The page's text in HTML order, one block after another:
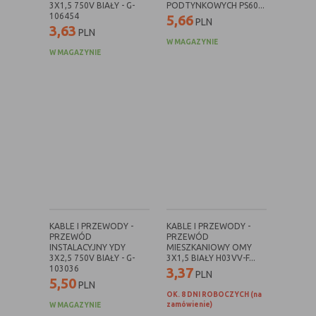
witryny oraz dostępnych na niej funkcji
Reklamy
badania,
oglądalności
zrozumieć preferencje ich
użytkowników i poprzez analizę
ulepszać i rozwijać produkty i usługi.
Zazwyczaj właściciel witryny lub firma
badawcza zbiera anonimowo
informacje i przetwarza dane na
temat trendów bez identyfikowania
3X1,5 750V BIAŁY - G-
106454
3,63 PLN
W MAGAZYNIE
PODTYNKOWYCH PS60...
5,66PLN
W MAGAZYNIE
KABLE I PRZEWODY -
PRZEWÓD
INSTALACYJNY YDY
3X2,5 750V BIAŁY - G-
103036
5,50PLN
W MAGAZYNIE
KABLE I PRZEWODY -
PRZEWÓD
MIESZKANIOWY OMY
3X1,5 BIAŁY H03VV-F...
3,37PLN
OK. 8 DNI ROBOCZYCH (na
zamówienie)